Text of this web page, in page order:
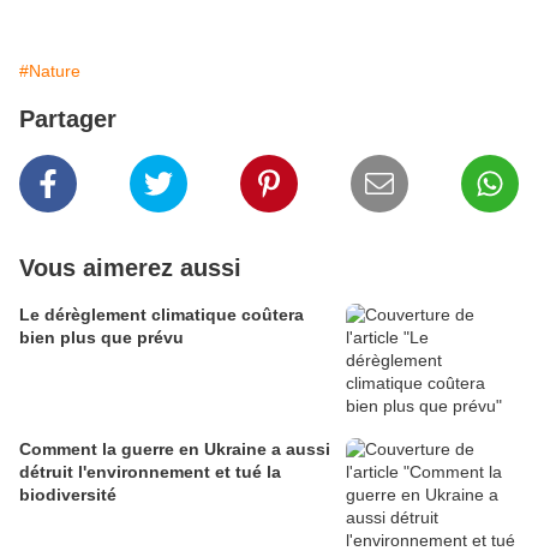
#Nature
Partager
Vous aimerez aussi
Le dérèglement climatique coûtera
bien plus que prévu
Comment la guerre en Ukraine a aussi
détruit l'environnement et tué la
biodiversité